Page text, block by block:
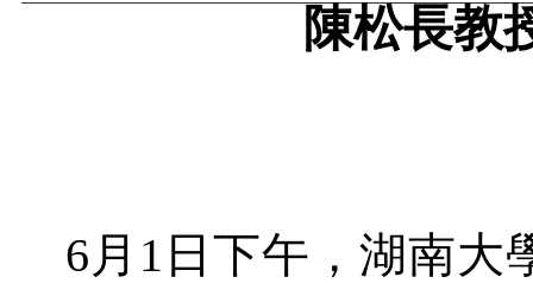
陳松長教
6月 1 日下午，湖南大